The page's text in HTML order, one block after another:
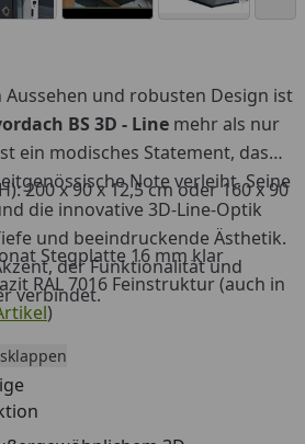
und robusten Design ist
BS 3D - Line mehr als nur
ein modisches Statement, das
Note verleiht. Seine
die innovative 3D-Line-Optik
und beeindruckende Ästhetik.
der Funktionalität und
verbindet.
200 x 90 x 12,5 cm oder 160 x 90
Stegplatte 16 mm klar
RAL 7016 Feinstruktur (auch in
)